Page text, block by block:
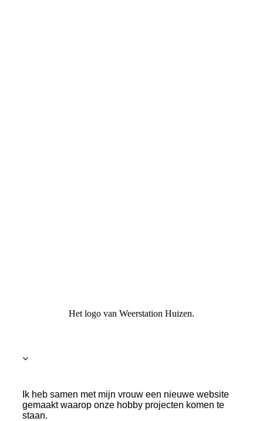
Het logo van Weerstation Huizen.
Ik heb samen met mijn vrouw een nieuwe website
gemaakt waarop onze hobby projecten komen te
staan.